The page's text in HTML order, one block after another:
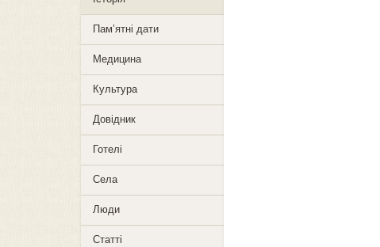
Пам’ятні дати
Медицина
Культура
Довідник
Готелі
Села
Люди
Статті